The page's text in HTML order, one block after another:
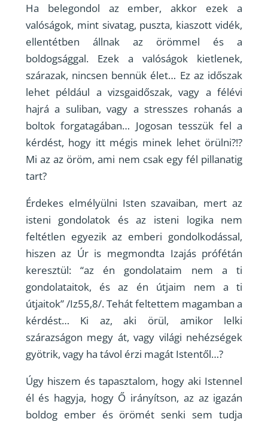
Ha belegondol az ember, akkor ezek a
valóságok, mint sivatag, puszta, kiaszott vidék,
ellentétben állnak az örömmel és a
boldogsággal. Ezek a valóságok kietlenek,
szárazak, nincsen bennük élet… Ez az időszak
lehet például a vizsgaidőszak, vagy a félévi
hajrá a suliban, vagy a stresszes rohanás a
boltok forgatagában… Jogosan tesszük fel a
kérdést, hogy itt mégis minek lehet örülni?!?
Mi az az öröm, ami nem csak egy fél pillanatig
tart?
Érdekes elmélyülni Isten szavaiban, mert az
isteni gondolatok és az isteni logika nem
feltétlen egyezik az emberi gondolkodással,
hiszen az Úr is megmondta Izajás prófétán
keresztül: “az én gondolataim nem a ti
gondolataitok, és az én útjaim nem a ti
útjaitok” /Iz55,8/. Tehát feltettem magamban a
kérdést… Ki az, aki örül, amikor lelki
szárazságon megy át, vagy világi nehézségek
gyötrik, vagy ha távol érzi magát Istentől…?
Úgy hiszem és tapasztalom, hogy aki Istennel
él és hagyja, hogy Ő irányítson, az az igazán
boldog ember és örömét senki sem tudja